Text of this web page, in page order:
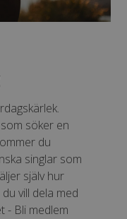
söker en
du
singlar som
själv hur
vill dela med
- Bli medlem